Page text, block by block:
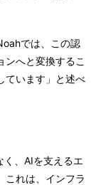
では、この認
ンへと変換するこ
ています」と述べ
く、AIを支えるエ
これは、インフラ